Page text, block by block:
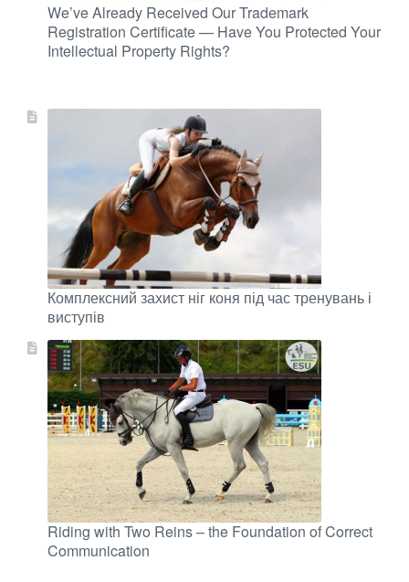
We’ve Already Received Our Trademark
Registration Certificate — Have You Protected Your
Intellectual Property Rights?
Комплексний захист ніг коня під час тренувань і
виступів
Riding with Two Reins – the Foundation of Correct
Communication